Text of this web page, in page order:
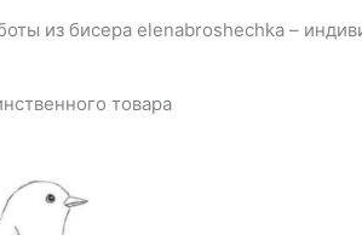
из бисера elenabroshechka –
товара